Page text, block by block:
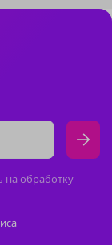
на обработку